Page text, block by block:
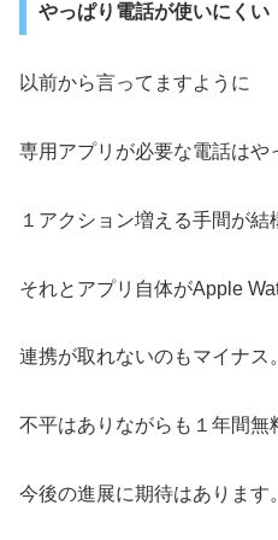
やっぱり電話が使いにくい
以前から言ってますように
専用アプリが必要な電話はや
１アクション増える手間が結
それとアプリ自体がApple
連携が取れないのもマイナス。
不平はありながらも１年間無
今後の進展に期待はあります。